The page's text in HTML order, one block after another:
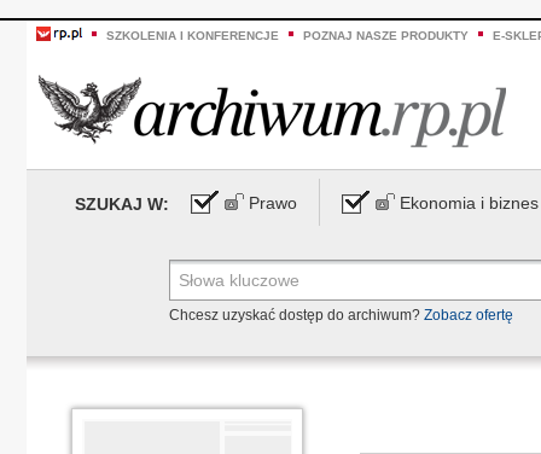
SZKOLENIA I KONFERENCJE POZNAJ NASZE PRODUKTY E-
SZUKAJ W: Prawo Ekonomia i biznes
Chcesz uzyskać dostęp do archiwum? Zobacz ofertę